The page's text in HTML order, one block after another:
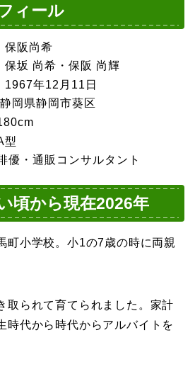
ィール
尚希
尚希・ 保阪 尚輝
年12月11日
静岡市葵区
販コンサルタント
頃から現在2026年
町小学校。小1の7歳の時に両親
取られて育てられました。家計
時代から時代からアルバイトを